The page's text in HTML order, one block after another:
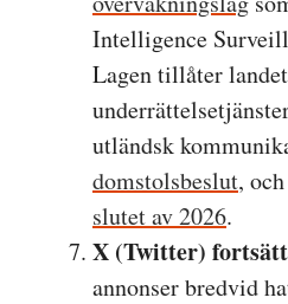
Intelligence
Lagen tillåter
utländsk
domstolsbeslut,
slutet av 2026.
X (Twitter)
annonser bredvid